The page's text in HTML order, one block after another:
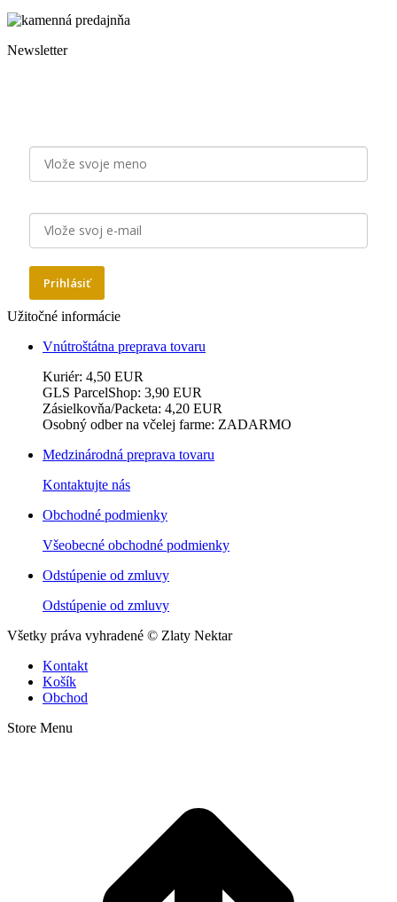
Newsletter
Prihlásiť
Užitočné informácie
Vnútroštátna preprava tovaru
Kuriér: 4,50 EUR
GLS ParcelShop: 3,90 EUR
Zásielkovňa/Packeta: 4,20 EUR
Osobný odber na včelej farme: ZADARMO
Medzinárodná preprava tovaru
Kontaktujte nás
Obchodné podmienky
Všeobecné obchodné podmienky
Odstúpenie od zmluvy
Odstúpenie od zmluvy
Všetky práva vyhradené © Zlaty Nektar
Kontakt
Košík
Obchod
Store Menu